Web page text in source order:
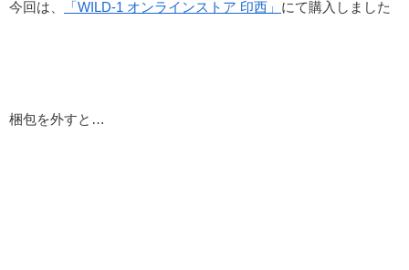
今回は、
「WILD-1 オンラインストア 印西」 にて購入しました
梱包を外すと…